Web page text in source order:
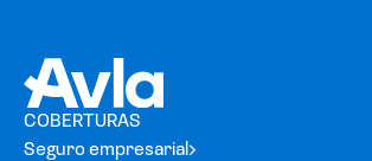
COBERTURAS
Seguro empresarial